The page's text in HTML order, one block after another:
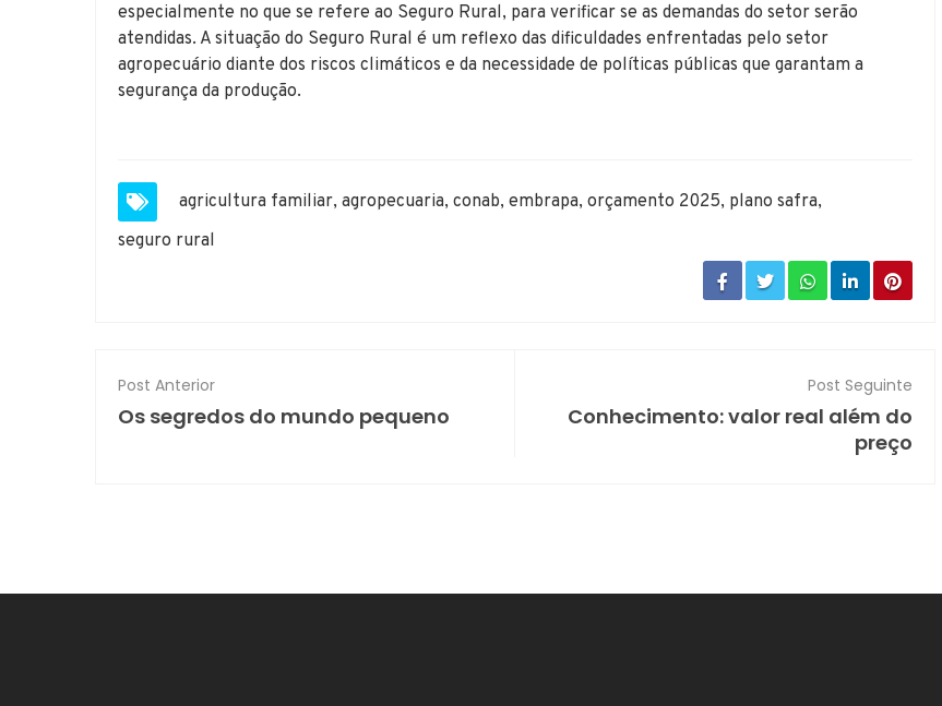
especialmente no que se refere ao Seguro Rural, para verificar se as demandas do setor serão
atendidas. A situação do Seguro Rural é um reflexo das dificuldades enfrentadas pelo setor
agropecuário diante dos riscos climáticos e da necessidade de políticas públicas que garantam a
segurança da produção.
agricultura familiar, agropecuaria, conab, embrapa, orçamento 2025, plano safra,
seguro rural
Post Anterior
Os segredos do mundo pequeno
Post Seguinte
Conhecimento: valor real além do
preço